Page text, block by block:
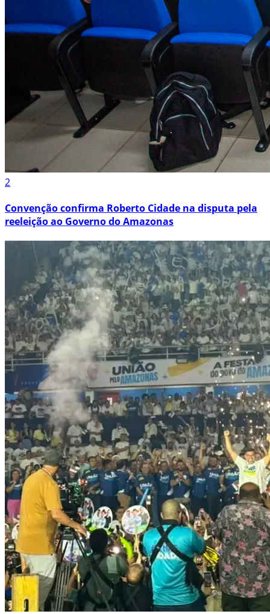
2
Convenção confirma Roberto Cidade na disputa pela
reeleição ao Governo do Amazonas